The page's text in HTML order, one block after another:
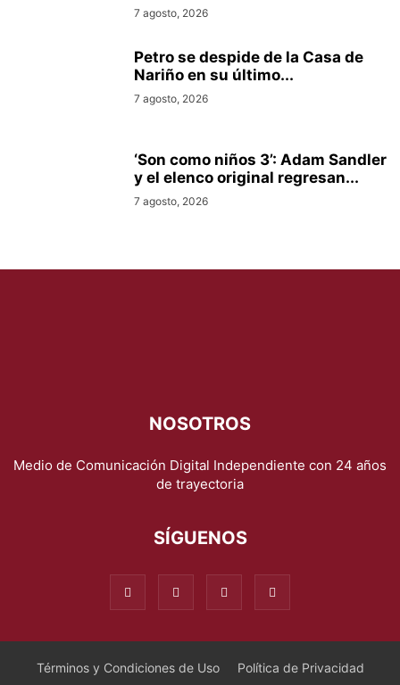
7 agosto, 2026
Petro se despide de la Casa de
Nariño en su último...
7 agosto, 2026
‘Son como niños 3’: Adam Sandler
y el elenco original regresan...
7 agosto, 2026
NOSOTROS
Medio de Comunicación Digital Independiente con 24 años
de trayectoria
SÍGUENOS
Términos y Condiciones de Uso Política de Privacidad